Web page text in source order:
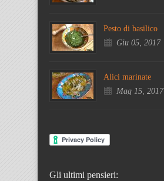
Pesto di basilico
Giu 05, 2017
Alici marinate
Mag 15, 2017
Gli ultimi pensieri: